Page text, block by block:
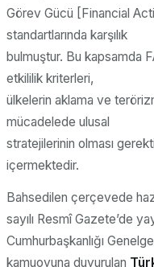
Görev Gücü [Financial
standartlarında karşılık
bulmuştur. Bu kapsamda
etkililik kriterleri,
ülkelerin aklama ve
mücadelede ulusal
stratejilerinin olması
içermektedir.
Bahsedilen çerçevede
sayılı Resmî Gazete’de
Cumhurbaşkanlığı
kamuoyuna duyurulan